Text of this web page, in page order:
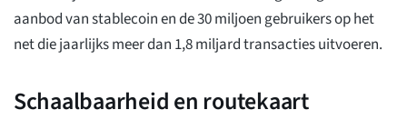
aanbod van stablecoin en de 30 miljoen gebruikers op het
net die jaarlijks meer dan 1,8 miljard transacties uitvoeren.
Schaalbaarheid en routekaart